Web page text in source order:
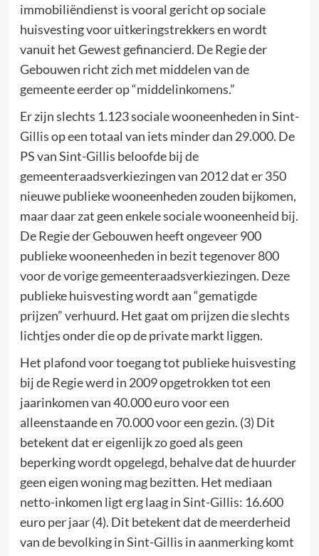
immobiliëndienst is vooral gericht op sociale
huisvesting voor uitkeringstrekkers en wordt
vanuit het Gewest gefinancierd. De Regie der
Gebouwen richt zich met middelen van de
gemeente eerder op “middelinkomens.”
Er zijn slechts 1.123 sociale wooneenheden in Sint-
Gillis op een totaal van iets minder dan 29.000. De
PS van Sint-Gillis beloofde bij de
gemeenteraadsverkiezingen van 2012 dat er 350
nieuwe publieke wooneenheden zouden bijkomen,
maar daar zat geen enkele sociale wooneenheid bij.
De Regie der Gebouwen heeft ongeveer 900
publieke wooneenheden in bezit tegenover 800
voor de vorige gemeenteraadsverkiezingen. Deze
publieke huisvesting wordt aan “gematigde
prijzen” verhuurd. Het gaat om prijzen die slechts
lichtjes onder die op de private markt liggen.
Het plafond voor toegang tot publieke huisvesting
bij de Regie werd in 2009 opgetrokken tot een
jaarinkomen van 40.000 euro voor een
alleenstaande en 70.000 voor een gezin. (3) Dit
betekent dat er eigenlijk zo goed als geen
beperking wordt opgelegd, behalve dat de huurder
geen eigen woning mag bezitten. Het mediaan
netto-inkomen ligt erg laag in Sint-Gillis: 16.600
euro per jaar (4). Dit betekent dat de meerderheid
van de bevolking in Sint-Gillis in aanmerking komt